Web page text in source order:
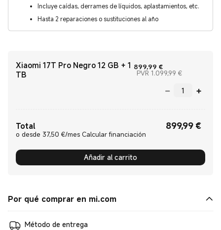
Incluye caídas, derrames de líquidos, aplastamientos, etc.
Hasta 2 reparaciones o sustituciones al año
Xiaomi 17T Pro Negro 12 GB + 1
TB
899,99 €Current Price
PVR 1.099,99 €Precio de
Total 899,99 €
o desde 37,50 €/mes Calcular financiación
Añadir al carrito
Por qué comprar en mi.com
Método de entrega